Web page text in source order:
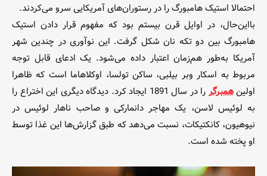
احتمالا استیک هامبورگ را در رستوران‌های آمریکایی سرو می‌کردند.
با‌این‌حال، در اوایل قرن بیستم بود که مفهوم قرار دادن استیک
هامبورگ بین دو تکه نان شکل گرفت. این نوآوری در چندین شهر
آمریکا به‌طور هم‌زمان اعتبار داده می‌شود. یک ادعای قابل توجه
مربوط به اسکار وبر بیلبی، ساکن تولسا، اوکلاهاما است که ظاهرا
اولینهمبرگر
را در سال 1891 ایجاد کرد. دیدگاه دیگری این اختراع را
به لوئیس لاسن، یک مهاجر دانمارکی و صاحب ناهار لوئیس در
نیوهیون، کانکتیکات، نسبت می‌دهد که طبق گزارش‌ها این غذا توسط
او پخته شده است.